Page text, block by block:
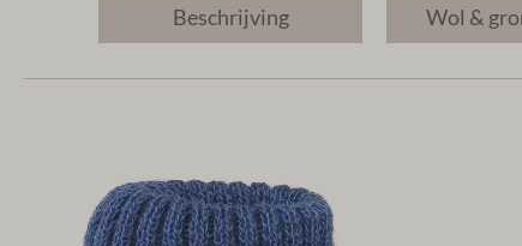
Beschrijving Wol &